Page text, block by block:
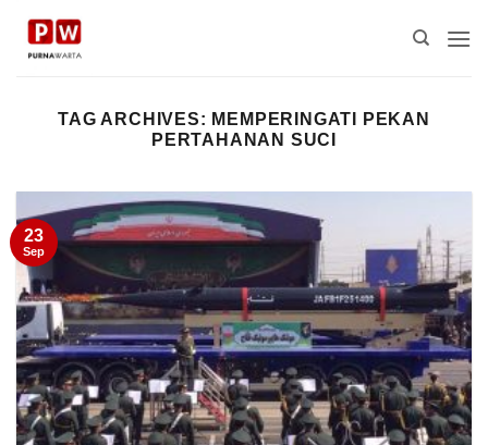
TAG ARCHIVES: MEMPERINGATI PEKAN
PERTAHANAN SUCI
23
Sep